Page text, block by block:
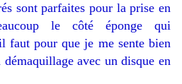
sont parfaites pour la prise en
le côté éponge qui
faut pour que je me sente bien
avec un disque en